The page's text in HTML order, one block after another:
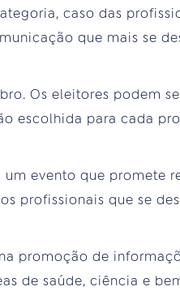
caso das
que mais se
Os eleitores podem
escolhida para cada
evento que promete
profissionais que se
promoção de
de saúde, ciência e